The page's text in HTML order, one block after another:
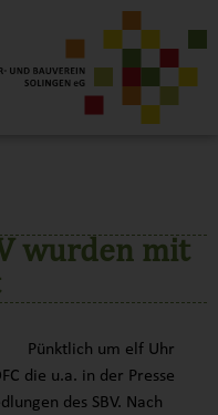
wurden mit
um elf Uhr
die u.a. in der Presse
des SBV. Nach